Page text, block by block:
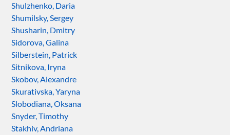
Shulzhenko, Daria
Shumilsky, Sergey
Shusharin, Dmitry
Sidorova, Galina
Silberstein, Patrick
Sitnikova, Iryna
Skobov, Alexandre
Skurativska, Yaryna
Slobodiana, Oksana
Snyder, Timothy
Stakhiv, Andriana